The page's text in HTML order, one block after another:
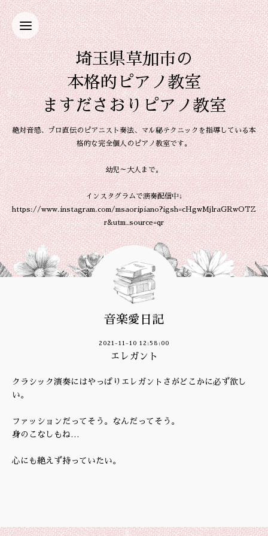
埼玉県草加市の
本格的ピアノ教室
ますださおりピアノ教室
絶対音感、プロ直伝のピアニスト奏法、マル秘テクニックを指導している本
格的な完全個人のピアノ教室です。
幼児～大人まで。
インスタグラムで演奏配信中↓
https://www.instagram.com/msaoripiano?igsh=cHgwMjlraGRwOTZ
r&utm_source=qr
音楽愛日記
2021-11-10 12:58:00
エレガント
クラシック演奏にはやっぱりエレガントさがどこかに必ず欲し
い。
ファッションだってそう。なんだってそう。
身のこなしもね…
心にも絶えず持っていたい。